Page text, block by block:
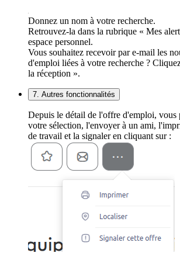
Donnez un nom à votre recherche.
Retrouvez-la dans la rubrique « Mes
espace personnel.
Vous souhaitez recevoir par e-mail les
d'emploi liées à votre recherche ?
la réception ».
7. Autres fonctionnalités
Depuis le détail de l'offre d'emploi, vous
votre sélection, l'envoyer à un ami,
de travail et la signaler en cliquant sur :